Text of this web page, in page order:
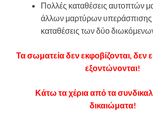
Πολλές καταθέσεις αυτοπτών
άλλων μαρτύρων υπεράσπισης
καταθέσεις των δύο
Τα σωματεία δεν εκφοβίζονται, δεν
εξοντώνονται!
Κάτω τα χέρια από τα
δικαιώματα!